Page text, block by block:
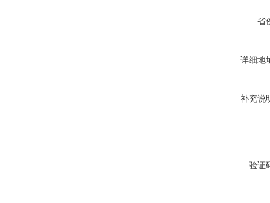
省
详细地
补充说
验证